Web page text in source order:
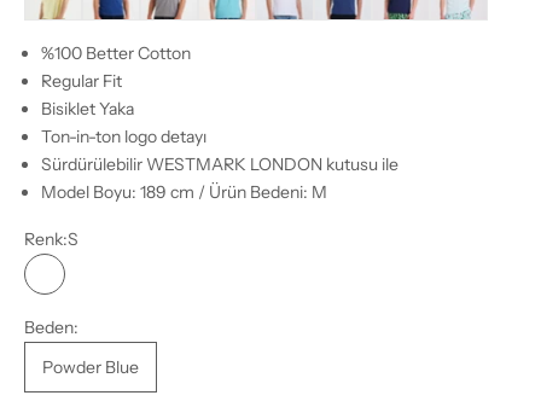
%100 Better Cotton
Regular Fit
Bisiklet Yaka
Ton-in-ton logo detayı
Sürdürülebilir WESTMARK LONDON kutusu ile
Model Boyu: 189 cm / Ürün Bedeni: M
Renk:S
S
Beden:
Powder Blue